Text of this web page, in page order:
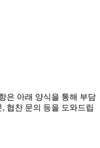
은 아래 양식을 통해 부담
협찬 문의 등을 도와드립